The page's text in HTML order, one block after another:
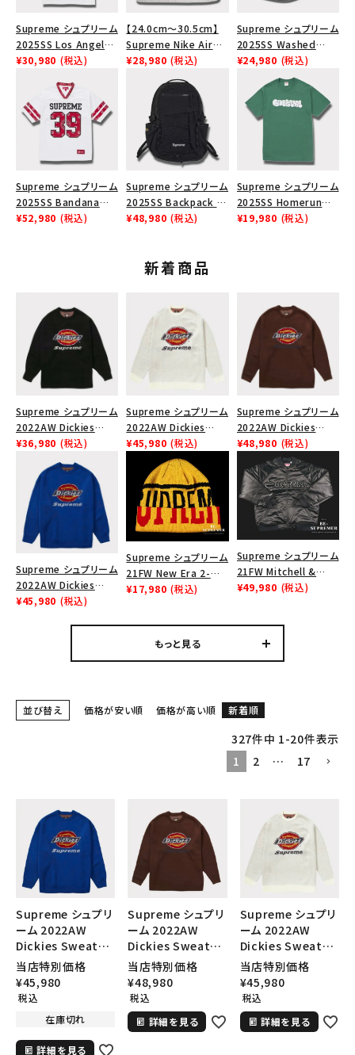
Supreme シュプリーム
2025SS Los Angeles
Fire Relief Box Logo
フボックスロゴTシャツ
ホワイト 白
¥30,980 (税込)
【24.0cm～30.5cm】
Supreme Nike Air
Force 1 Low シュプリ
ーム ナイキエアフォー
ス１スニーカー シュー
ズ ホワイト
¥28,980 (税込)
Supreme シュプリーム
2025SS Washed
Chino Twill Camp
Cap ウォッシュチノツイ
ルキャンプキャップ ブラ
ック 黒
¥24,980 (税込)
Supreme シュプリーム
2025SS Bandana
Football Jersey バン
¥52,980 (税込)
Supreme シュプリーム
2025SS Backpack バ
ックパック ブラック 黒
¥48,980 (税込)
Supreme シュプリーム
2025SS Homerun
Tee ホームランTシャ
¥19,980 (税込)
新着商品
Supreme シュプリーム
2022AW Dickies
Sweater ディッキーズ
¥36,980 (税込)
Supreme シュプリーム
2022AW Dickies
Sweater ディッキーズ
セーター ホワイト
¥45,980 (税込)
Supreme シュプリーム
2022AW Dickies
Sweater ディッキーズ
セーター ブラウン
¥48,980 (税込)
Supreme シュプリーム
2022AW Dickies
Sweater ディッキーズ
¥45,980 (税込)
Supreme シュプリーム
21FW New Era 2-
Tone Logo Beanie
¥17,980 (税込)
Supreme シュプリーム
21FW Mitchell &
Ness Sequin Logo
ット ブラック
¥49,980 (税込)
もっと見る
並び替え 価格が安い順 価格が高い順 新着順
327件中 1-20件表示
1
2 … 17
Supreme シュプリ
ーム 2022AW
Dickies Sweater
ディッキーズセータ
ー ロイヤル
当店特別価格
¥45,980
税込
在庫切れ
詳細を見る
Supreme シュプリ
ーム 2022AW
Dickies Sweater
ディッキーズセータ
ー ブラウン
当店特別価格
¥48,980
税込
詳細を見る
Supreme シュプリ
ーム 2022AW
Dickies Sweater
ディッキーズセータ
ー ホワイト
当店特別価格
¥45,980
税込
詳細を見る